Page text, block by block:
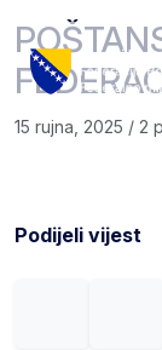
Skip to content
Skip to footer
15 rujna, 2025 / 2
Podijeli vijest